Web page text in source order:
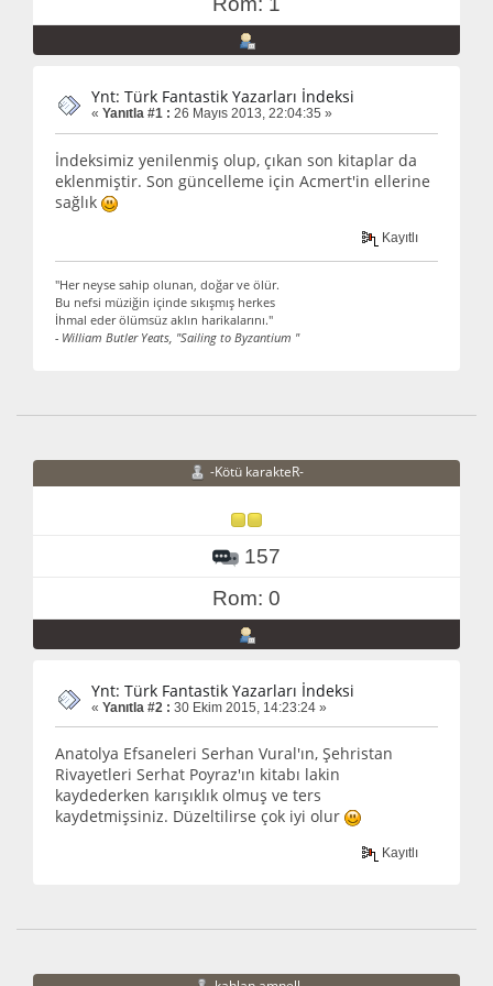
Ynt: Türk Fantastik Yazarları İndeksi
« Yanıtla #1 : 26 Mayıs 2013, 22:04:35 »
İndeksimiz yenilenmiş olup, çıkan son kitaplar da
eklenmiştir. Son güncelleme için Acmert'in ellerine
sağlık
Kayıtlı
"Her neyse sahip olunan, doğar ve ölür.
Bu nefsi müziğin içinde sıkışmış herkes
İhmal eder ölümsüz aklın harikalarını."
- William Butler Yeats, "Sailing to Byzantium "
-Kötü karakteR-
157
Rom: 0
Ynt: Türk Fantastik Yazarları İndeksi
« Yanıtla #2 : 30 Ekim 2015, 14:23:24 »
Anatolya Efsaneleri Serhan Vural'ın, Şehristan
Rivayetleri Serhat Poyraz'ın kitabı lakin
kaydederken karışıklık olmuş ve ters
kaydetmişsiniz. Düzeltilirse çok iyi olur
Kayıtlı